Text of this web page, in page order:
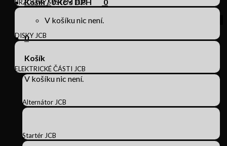
V košíku nic není.
0
Košík
V košíku nic není.
BRZDOVÝ SYSTÉM JCB
DISKY JCB
ELEKTRICKÉ ČÁSTI JCB
Alternátor JCB
Startér JCB